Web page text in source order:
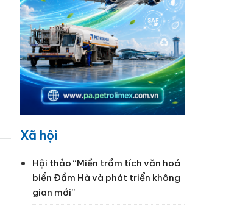
Xã hội
Hội thảo “Miền trầm tích văn hoá
biển Đầm Hà và phát triển không
gian mới”